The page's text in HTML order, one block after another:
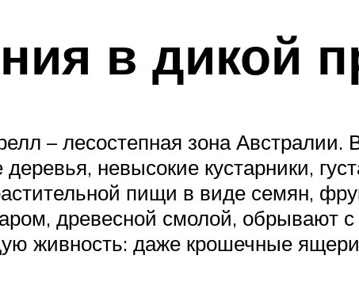
в дикой
– лесостепная зона Австралии.
невысокие кустарники,
пищи в виде семян,
древесной смолой, обрывают
живность: даже крошечные